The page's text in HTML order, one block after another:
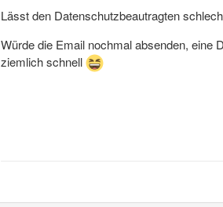
Lässt den Datenschutzbeautragten
Würde die Email nochmal absenden, eine
ziemlich schnell